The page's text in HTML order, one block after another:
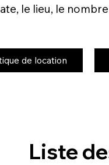
le lieu, le
de location
Liste